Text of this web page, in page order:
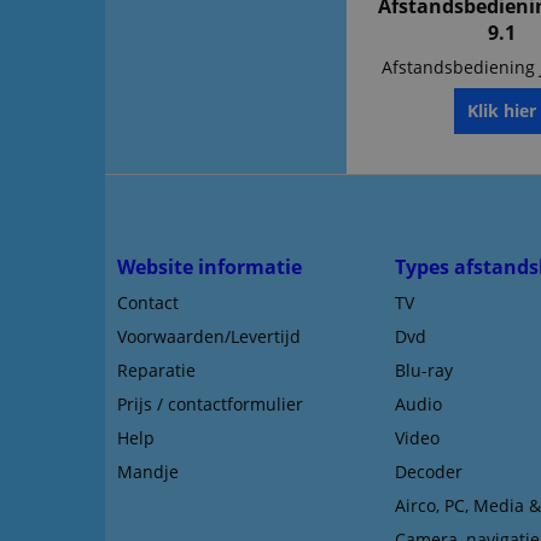
9.1
Afstandsbediening
Klik hier
Website informatie
Contact
Voorwaarden/Levertijd
Reparatie
Prijs / contactformulier
Help
Mandje
Types
TV
Dvd
Blu-ray
Audio
Video
Decoder
Airco, PC, Media